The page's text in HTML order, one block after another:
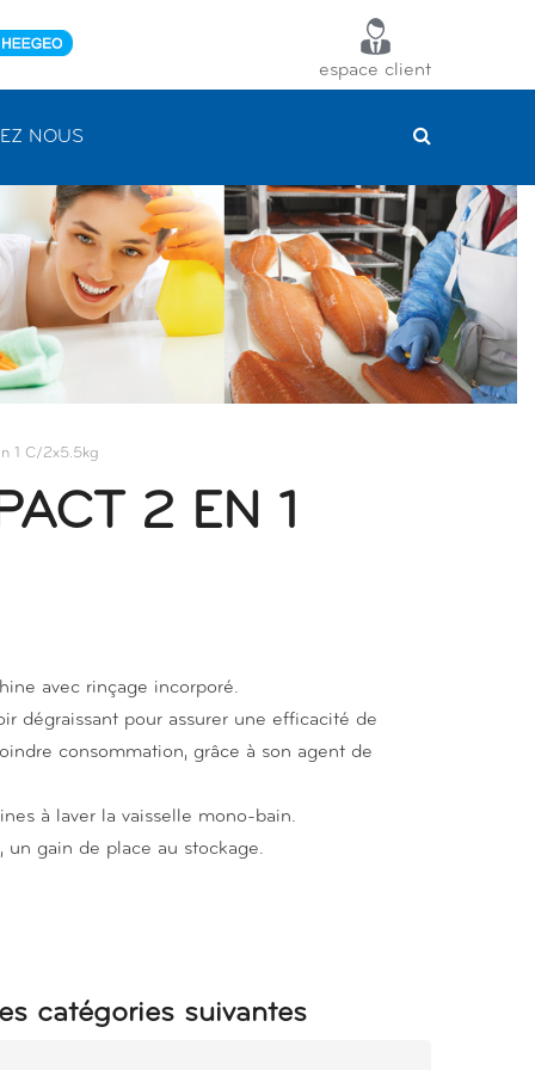
espace client
NOUS
1 C/2x5.5kg
2 EN 1
avec rinçage incorporé.
dégraissant pour assurer une efficacité de
consommation, grâce à son agent de
à laver la vaisselle mono-bain.
un gain de place au stockage.
catégories suivantes